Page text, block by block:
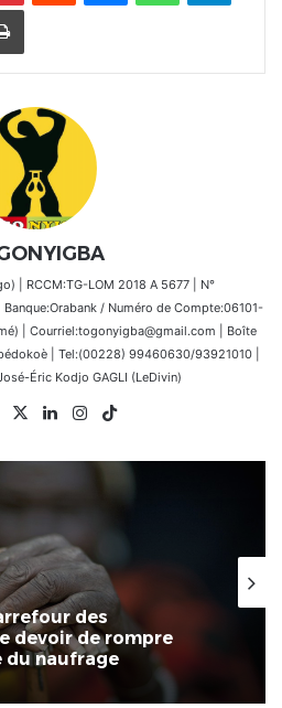
Imprimer
| RCCM:TG-LOM 2018 A 5677 | N°
/ Numéro de Compte:06101-
| Courriel:togonyigba@gmail.com | Boîte
| Tel:(00228) 99460630/93921010 |
Éric Kodjo GAGLI (LeDivin)
Facebook
X LinkedinInstagram
Un enseignant ne
des élèves ;
une génération…